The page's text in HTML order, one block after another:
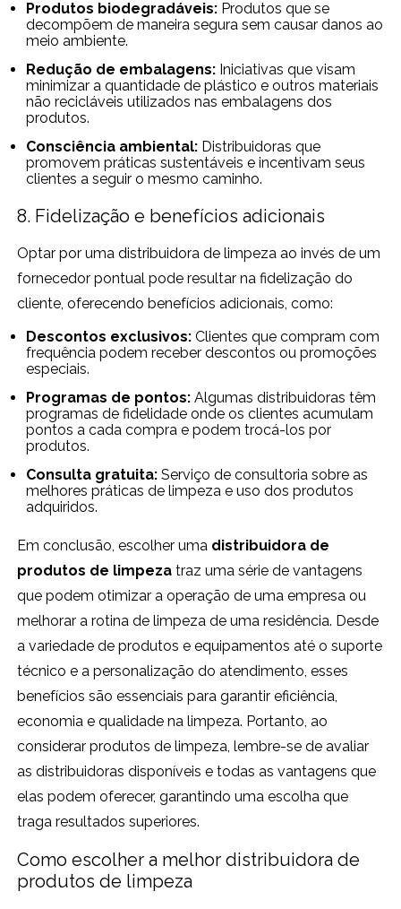
Produtos biodegradáveis: Produtos que se
decompõem de maneira segura sem causar danos ao
meio ambiente.
Redução de embalagens: Iniciativas que visam
minimizar a quantidade de plástico e outros materiais
não recicláveis utilizados nas embalagens dos
produtos.
Consciência ambiental: Distribuidoras que
promovem práticas sustentáveis e incentivam seus
clientes a seguir o mesmo caminho.
8. Fidelização e benefícios adicionais
Optar por uma distribuidora de limpeza ao invés de um
fornecedor pontual pode resultar na fidelização do
cliente, oferecendo benefícios adicionais, como:
Descontos exclusivos: Clientes que compram com
frequência podem receber descontos ou promoções
especiais.
Programas de pontos: Algumas distribuidoras têm
programas de fidelidade onde os clientes acumulam
pontos a cada compra e podem trocá-los por
produtos.
Consulta gratuita: Serviço de consultoria sobre as
melhores práticas de limpeza e uso dos produtos
adquiridos.
Em conclusão, escolher uma distribuidora de
produtos de limpeza traz uma série de vantagens
que podem otimizar a operação de uma empresa ou
melhorar a rotina de limpeza de uma residência. Desde
a variedade de produtos e equipamentos até o suporte
técnico e a personalização do atendimento, esses
benefícios são essenciais para garantir eficiência,
economia e qualidade na limpeza. Portanto, ao
considerar produtos de limpeza, lembre-se de avaliar
as distribuidoras disponíveis e todas as vantagens que
elas podem oferecer, garantindo uma escolha que
traga resultados superiores.
Como escolher a melhor distribuidora de
produtos de limpeza